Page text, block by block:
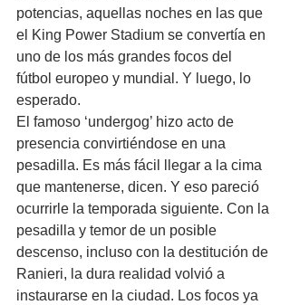
potencias, aquellas noches en las que
el King Power Stadium se convertía en
uno de los más grandes focos del
fútbol europeo y mundial. Y luego, lo
esperado.
El famoso ‘undergog’ hizo acto de
presencia convirtiéndose en una
pesadilla. Es más fácil llegar a la cima
que mantenerse, dicen. Y eso pareció
ocurrirle la temporada siguiente. Con la
pesadilla y temor de un posible
descenso, incluso con la destitución de
Ranieri, la dura realidad volvió a
instaurarse en la ciudad. Los focos ya